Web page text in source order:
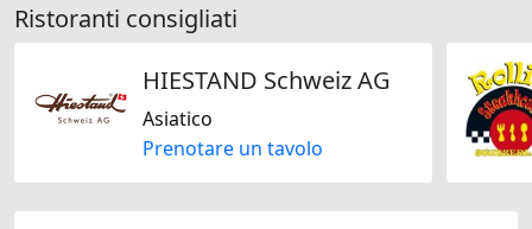
Ristoranti consigliati
HIESTAND Schweiz AG
Asiatico
Prenotare un tavolo